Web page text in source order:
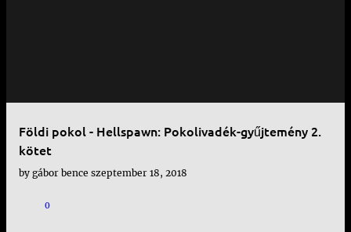
Földi pokol - Hellspawn: Pokolivadék-gyűjtemény 2.
kötet
by gábor bence szeptember 18, 2018
0